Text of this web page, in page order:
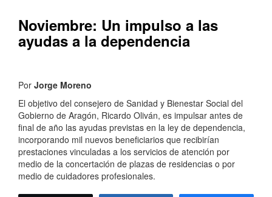
Noviembre: Un impulso a las
ayudas a la dependencia
Por Jorge Moreno
El objetivo del consejero de Sanidad y Bienestar Social del
Gobierno de Aragón, Ricardo Oliván, es impulsar antes de
final de año las ayudas previstas en la ley de dependencia,
incorporando mil nuevos beneficiarios que recibirían
prestaciones vinculadas a los servicios de atención por
medio de la concertación de plazas de residencias o por
medio de cuidadores profesionales.